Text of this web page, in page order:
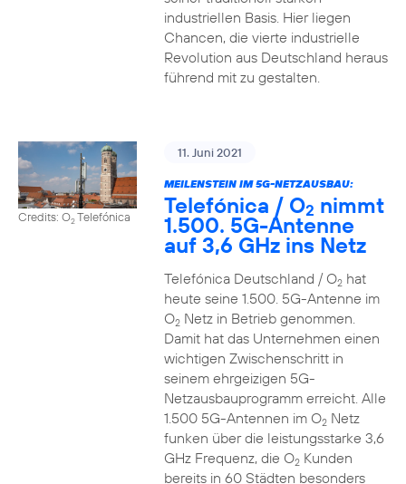
industriellen Basis. Hier liegen
Chancen, die vierte industrielle
Revolution aus Deutschland heraus
führend mit zu gestalten.
Credits: O2Telefónica
11. Juni 2021
MEILENSTEIN IM 5G-NETZAUSBAU:
Telefónica / O2 nimmt
1.500. 5G-Antenne
auf 3,6 GHz ins Netz
Telefónica Deutschland / O2hat
heute seine 1.500. 5G-Antenne im
O2Netz in Betrieb genommen.
Damit hat das Unternehmen einen
wichtigen Zwischenschritt in
seinem ehrgeizigen 5G-
Netzausbauprogramm erreicht. Alle
1.500 5G-Antennen im O2Netz
funken über die leistungsstarke 3,6
GHz Frequenz, die O2Kunden
bereits in 60 Städten besonders